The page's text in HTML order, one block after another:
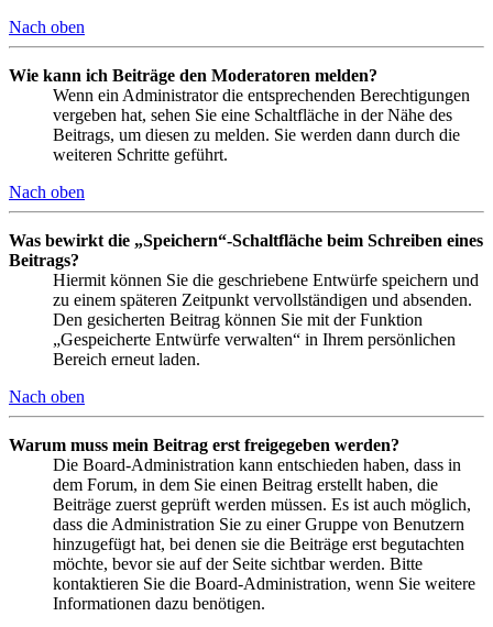
Nach oben
Wie kann ich Beiträge den Moderatoren melden?
Wenn ein Administrator die entsprechenden Berechtigungen
vergeben hat, sehen Sie eine Schaltfläche in der Nähe des
Beitrags, um diesen zu melden. Sie werden dann durch die
weiteren Schritte geführt.
Nach oben
Was bewirkt die „Speichern“-Schaltfläche beim Schreiben eines
Beitrags?
Hiermit können Sie die geschriebene Entwürfe speichern und
zu einem späteren Zeitpunkt vervollständigen und absenden.
Den gesicherten Beitrag können Sie mit der Funktion
„Gespeicherte Entwürfe verwalten“ in Ihrem persönlichen
Bereich erneut laden.
Nach oben
Warum muss mein Beitrag erst freigegeben werden?
Die Board-Administration kann entschieden haben, dass in
dem Forum, in dem Sie einen Beitrag erstellt haben, die
Beiträge zuerst geprüft werden müssen. Es ist auch möglich,
dass die Administration Sie zu einer Gruppe von Benutzern
hinzugefügt hat, bei denen sie die Beiträge erst begutachten
möchte, bevor sie auf der Seite sichtbar werden. Bitte
kontaktieren Sie die Board-Administration, wenn Sie weitere
Informationen dazu benötigen.